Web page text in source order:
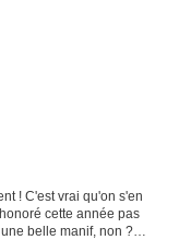
! C'est vrai qu'on s'en
cette année pas
belle manif, non ?